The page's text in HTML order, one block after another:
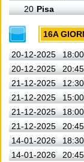
20 Pisa
16A
20-12-2025 18:00
20-12-2025
20:45
21-12-2025
12:30
21-12-2025
15:00
21-12-2025
18:00
21-12-2025
20:45
14-01-2026
18:30
14-01-2026
20:45